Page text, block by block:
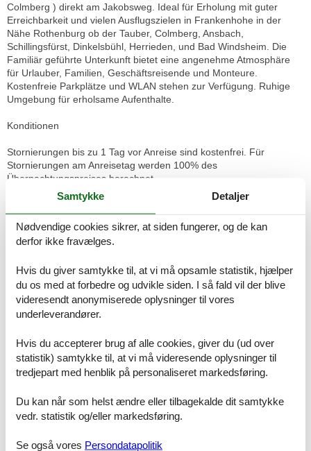
Colmberg ) direkt am Jakobsweg. Ideal für Erholung mit guter
Erreichbarkeit und vielen Ausflugszielen in Frankenhohe in der
Nähe Rothenburg ob der Tauber, Colmberg, Ansbach,
Schillingsfürst, Dinkelsbühl, Herrieden, und Bad Windsheim. Die
Familiär geführte Unterkunft bietet eine angenehme Atmosphäre
für Urlauber, Familien, Geschäftsreisende und Monteure.
Kostenfreie Parkplätze und WLAN stehen zur Verfügung. Ruhige
Umgebung für erholsame Aufenthalte.
Konditionen
Stornierungen bis zu 1 Tag vor Anreise sind kostenfrei. Für
Stornierungen am Anreisetag werden 100% des
Übernachtungspreises berechnet.
Die Anzahlung beträgt 100% des Übernachtungspreises.
Die Anreise ist zwischen 15:00 Uhr und 23:00 Uhr möglich.
Die Abreise ist zwischen 08:00 Uhr und 10:00 Uhr möglich.
dazu erhalten Sie rechtzeitig vor Anreise.
Tourismusabgabe: Keine
Endreinigungsgebühr: 65,00 €
und eignet sich ideal für Familien, Gruppen oder längere
Aufenthalte. Es verfügt über zwei separate Schlafräume mit
insgesamt mehreren Einzelbetten sowie zusätzliche
Essbereich ist funktional eingerichtet und bietet ausreichend Platz
zum Entspannen und gemeinsamen Verweilen. Die voll
Kühlschrank, Geschirrspüler, Mikrowelle, Kaffeemaschine,
Samtykke Detaljer
Nødvendige cookies sikrer, at siden fungerer, og de kan
derfor ikke fravælges.
Hvis du giver samtykke til, at vi må opsamle statistik, hjælper
du os med at forbedre og udvikle siden. I så fald vil der blive
videresendt anonymiserede oplysninger til vores
underleverandører.
Hvis du accepterer brug af alle cookies, giver du (ud over
statistik) samtykke til, at vi må videresende oplysninger til
tredjepart med henblik på personaliseret markedsføring.
Du kan når som helst ændre eller tilbagekalde dit samtykke
vedr. statistik og/eller markedsføring.
Se også vores Persondatapolitik